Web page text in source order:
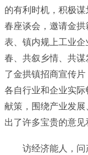
的有利时机，积极谋
春座谈会，邀请金
表、镇内规上工业
春、共叙乡情、共
了金拱镇招商宣传
各自行业和企业实
献策，围绕产业发
出了许多宝贵的意见
访经济能人，问